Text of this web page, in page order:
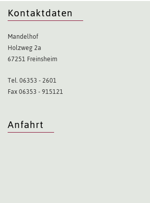
Kontaktdaten
Mandelhof
Holzweg 2a
67251 Freinsheim
Tel. 06353 - 2601
Fax 06353 - 915121
Anfahrt